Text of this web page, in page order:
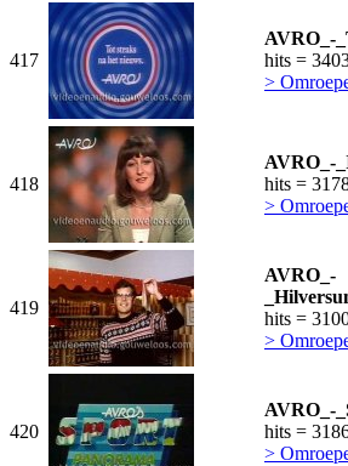
417
AVRO_-
hits =
>
418
AVRO_-
hits =
>
419
AVRO_-
hits =
>
420
AVRO_-
hits =
>